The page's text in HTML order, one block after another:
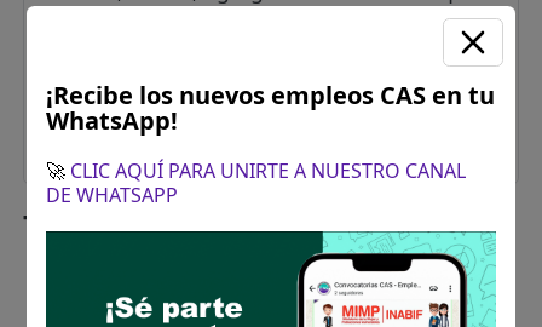
responsabilidad el mantenerse informado del
mismo para una adecuada administración de
Te recomendamos
¡Recibe los nuevos empleos CAS en tu
WhatsApp!
🚀 CLIC AQUÍ PARA UNIRTE A NUESTRO CANAL
DE WHATSAPP